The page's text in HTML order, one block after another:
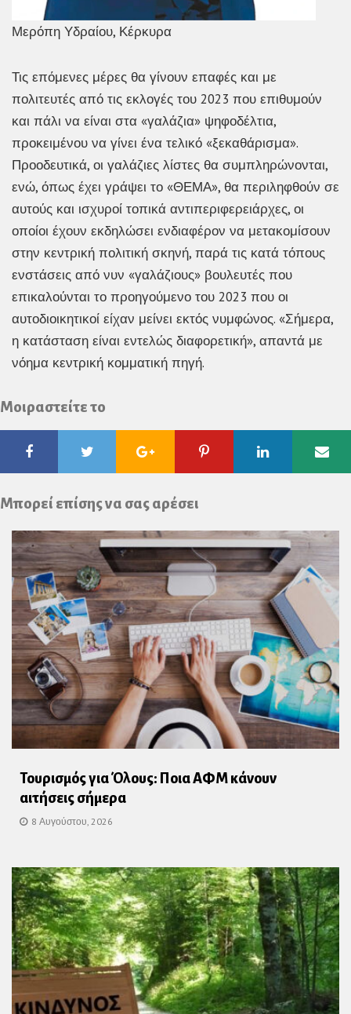
Μερόπη Υδραίου, Κέρκυρα
Τις επόμενες μέρες θα γίνουν επαφές και με
πολιτευτές από τις εκλογές του 2023 που επιθυμούν
και πάλι να είναι στα «γαλάζια» ψηφοδέλτια,
προκειμένου να γίνει ένα τελικό «ξεκαθάρισμα».
Προοδευτικά, οι γαλάζιες λίστες θα συμπληρώνονται,
ενώ, όπως έχει γράψει το «ΘΕΜΑ», θα περιληφθούν σε
αυτούς και ισχυροί τοπικά αντιπεριφερειάρχες, οι
οποίοι έχουν εκδηλώσει ενδιαφέρον να μετακομίσουν
στην κεντρική πολιτική σκηνή, παρά τις κατά τόπους
ενστάσεις από νυν «γαλάζιους» βουλευτές που
επικαλούνται το προηγούμενο του 2023 που οι
αυτοδιοικητικοί είχαν μείνει εκτός νυμφώνος. «Σήμερα,
η κατάσταση είναι εντελώς διαφορετική», απαντά με
νόημα κεντρική κομματική πηγή.
Μοιραστείτε το
FacebookTwitter Google
Plus
Pinterest Linkedin
Μπορεί επίσης να σας αρέσει
Τουρισμός για Όλους: Ποια ΑΦΜ κάνουν
αιτήσεις σήμερα
8 Αυγούστου, 2026